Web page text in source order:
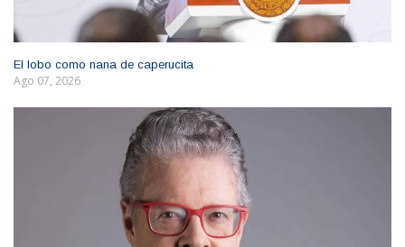
El lobo como nana de caperucita
Ago 07, 2026